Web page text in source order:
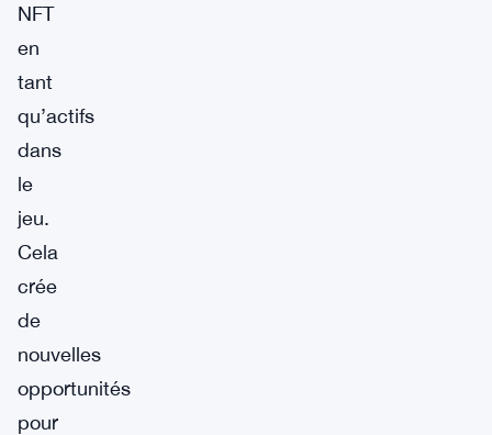
NFT
en
tant
qu’actifs
dans
le
jeu.
Cela
crée
de
nouvelles
opportunités
pour